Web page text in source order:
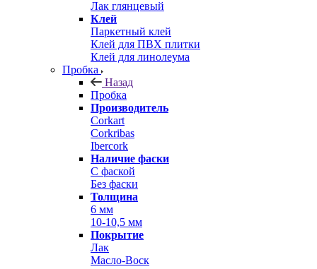
Лак глянцевый
Клей
Паркетный клей
Клей для ПВХ плитки
Клей для линолеума
Пробка
Назад
Пробка
Производитель
Corkart
Corkribas
Ibercork
Наличие фаски
С фаской
Без фаски
Толщина
6 мм
10-10,5 мм
Покрытие
Лак
Масло-Воск